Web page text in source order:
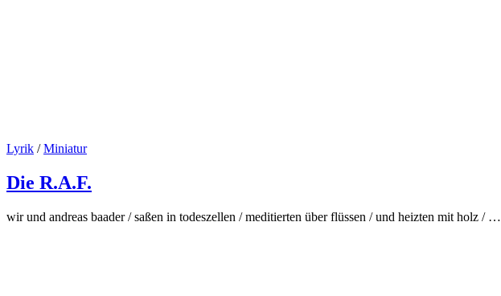
Lyrik /Miniatur
Die R.A.F.
wir und andreas baader / saßen in todeszellen / meditierten über flüssen / und heizten mit holz / …